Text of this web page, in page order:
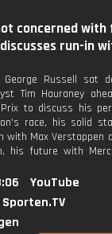
concerned
run-in
George Russell sat
Tim Hauraney
Prix to discuss his
race, his solid
with Max Verstappen
his future with
YouTube
Sporten.TV